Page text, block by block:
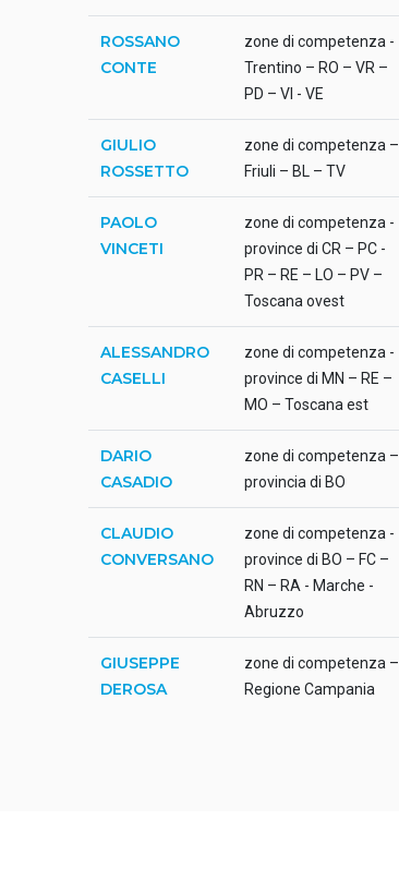
ROSSANO
CONTE
zone di competenza -
Trentino – RO – VR –
PD – VI - VE
GIULIO
ROSSETTO
zone di competenza –
Friuli – BL – TV
PAOLO
VINCETI
zone di competenza -
province di CR – PC -
PR – RE – LO – PV –
Toscana ovest
ALESSANDRO
CASELLI
zone di competenza -
province di MN – RE –
MO – Toscana est
DARIO
CASADIO
zone di competenza –
provincia di BO
CLAUDIO
CONVERSANO
zone di competenza -
province di BO – FC –
RN – RA - Marche -
Abruzzo
GIUSEPPE
DEROSA
zone di competenza –
Regione Campania